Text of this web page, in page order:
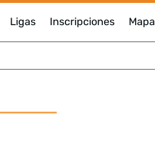
Ligas Inscripciones Mapa